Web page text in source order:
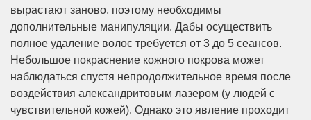
вырастают заново, поэтому необходимы
дополнительные манипуляции. Дабы осуществить
полное удаление волос требуется от 3 до 5 сеансов.
Небольшое покраснение кожного покрова может
наблюдаться спустя непродолжительное время после
воздействия александритовым лазером (у людей с
чувствительной кожей). Однако это явление проходит